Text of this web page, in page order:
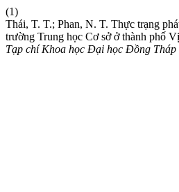
(1)
Thái, T. T.; Phan, N. T. Thực trạng
trường Trung học Cơ sở ở thành phố
Tạp chí Khoa học Đại học Đồng Tháp